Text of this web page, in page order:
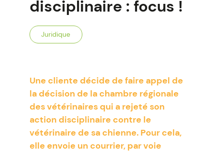
disciplinaire : focus !
Juridique
Une cliente décide de faire appel de
la décision de la chambre régionale
des vétérinaires qui a rejeté son
action disciplinaire contre le
vétérinaire de sa chienne. Pour cela,
elle envoie un courrier, par voie